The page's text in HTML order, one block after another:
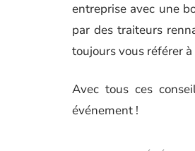
entreprise avec une
par des traiteurs
toujours vous référer
Avec tous ces
événement !